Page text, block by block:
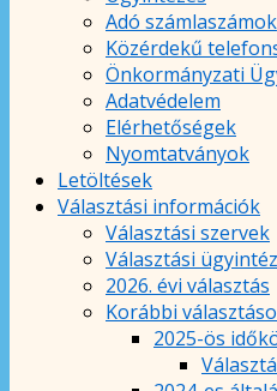
Adó számlaszámok
Közérdekű
Önkormányzati
Adatvédelem
Elérhetőségek
Nyomtatványok
Letöltések
Választási információk
Választási szervek
Választási
2026. évi választás
Korábbi
2025-ös